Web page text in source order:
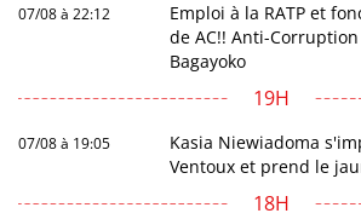
07/08 à 22:12
Emploi à la RATP et
de AC!! Anti-
Bagayoko
19H
07/08 à 19:05
Kasia Niewiadoma
Ventoux et prend le
18H